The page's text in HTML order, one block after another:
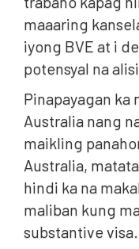
maaaring
iyong BVE at i
potensyal na
Pinapayagan ka
Australia nang
maikling
Australia,
hindi ka na
maliban kung
substantive visa.